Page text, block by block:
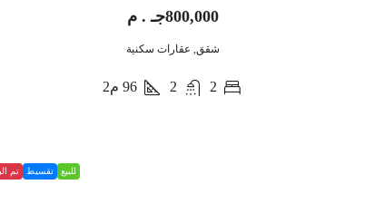
800,000جـ . م
شقق, عقارات سكنية
2
2
96 م2
للبيع تقسيط تم